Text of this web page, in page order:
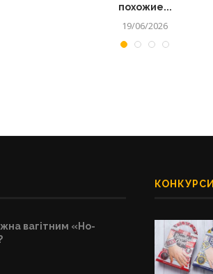
похожие...
19/06/2026
вагітним «Но-
КОНКУРСИ